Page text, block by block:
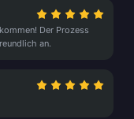
Der Prozess
an.